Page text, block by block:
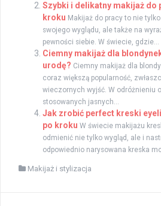
Szybki i delikatny makijaż do
kroku Makijaż do pracy to nie
swojego wyglądu, ale także na
pewności siebie. W świecie, gdzie...
Ciemny makijaż dla
urodę? Ciemny makijaż dla
coraz większą popularność,
wieczornych wyjść. W odróżnieniu
stosowanych jasnych...
Jak zrobić perfect kreski
po kroku W świecie makijażu
odmienić nie tylko wygląd, ale i
odpowiednio narysowana kreska
Makijaż i stylizacja